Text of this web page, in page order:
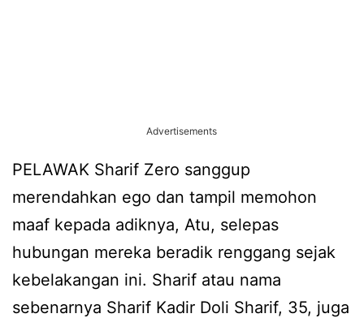
Advertisements
PELAWAK Sharif Zero sanggup
merendahkan ego dan tampil memohon
maaf kepada adiknya, Atu, selepas
hubungan mereka beradik renggang sejak
kebelakangan ini. Sharif atau nama
sebenarnya Sharif Kadir Doli Sharif, 35, juga